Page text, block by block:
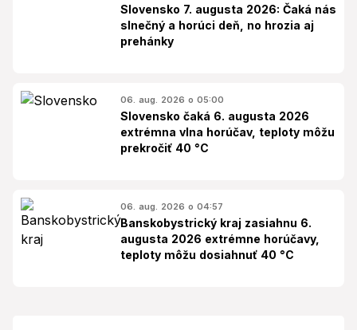
Slovensko 7. augusta 2026: Čaká nás
slnečný a horúci deň, no hrozia aj
prehánky
06. aug. 2026 o 05:00
Slovensko čaká 6. augusta 2026
extrémna vlna horúčav, teploty môžu
prekročiť 40 °C
06. aug. 2026 o 04:57
Banskobystrický kraj zasiahnu 6.
augusta 2026 extrémne horúčavy,
teploty môžu dosiahnuť 40 °C